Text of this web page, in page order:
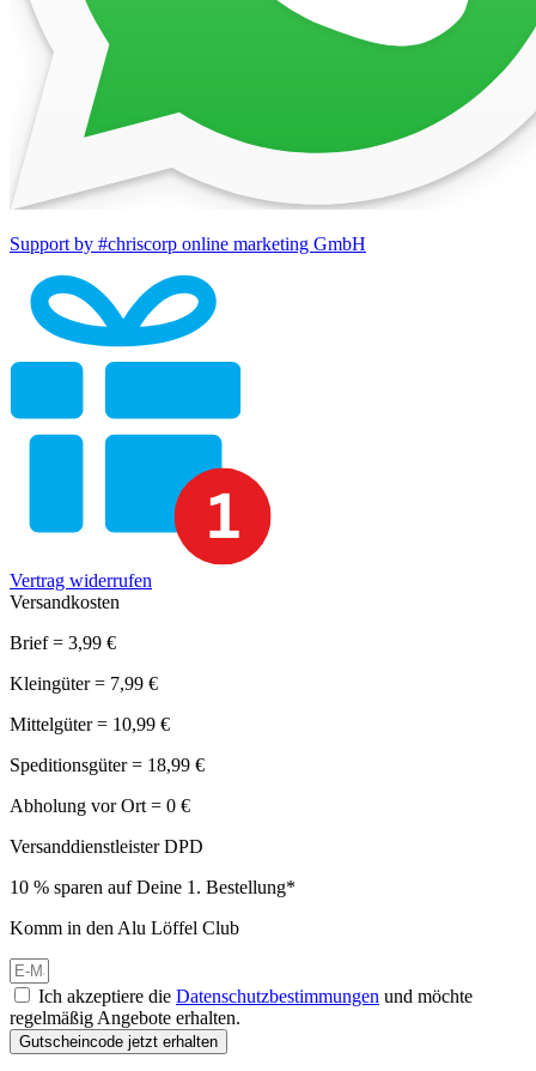
Support by #chriscorp online marketing GmbH
Vertrag widerrufen
Versandkosten
Brief = 3,99 €
Kleingüter = 7,99 €
Mittelgüter = 10,99 €
Speditionsgüter = 18,99 €
Abholung vor Ort = 0 €
Versanddienstleister DPD
10 % sparen auf Deine 1. Bestellung*
Komm in den Alu Löffel Club
Ich akzeptiere die Datenschutzbestimmungen und möchte
regelmäßig Angebote erhalten.
Gutscheincode jetzt erhalten